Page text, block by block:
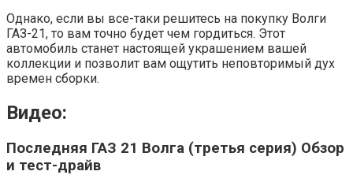
Однако, если вы все-таки решитесь на покупку Волги
ГАЗ-21, то вам точно будет чем гордиться. Этот
автомобиль станет настоящей украшением вашей
коллекции и позволит вам ощутить неповторимый дух
времен сборки.
Видео:
Последняя ГАЗ 21 Волга (третья серия) Обзор
и тест-драйв